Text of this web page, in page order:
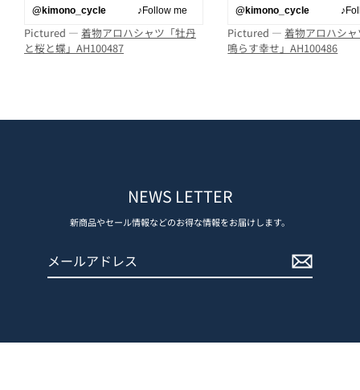
@kimono_cycle ♪Follow me
Pictured — 着物アロハシャツ「牡丹
と桜と蝶」AH100487
@kimono_cycle
Pictured —着物アロハシ
鳴らす幸せ」AH100486
NEWS LETTER
新商品やセール情報などのお得な情報をお届けします。